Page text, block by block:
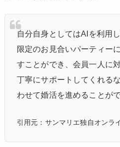
自分自身としてはAIを利用
限定のお見合いパーティー
すことができ、会員一人に
丁寧にサポートしてくれる
わせて婚活を進めることが
引用元：サンマリエ独自オンラ